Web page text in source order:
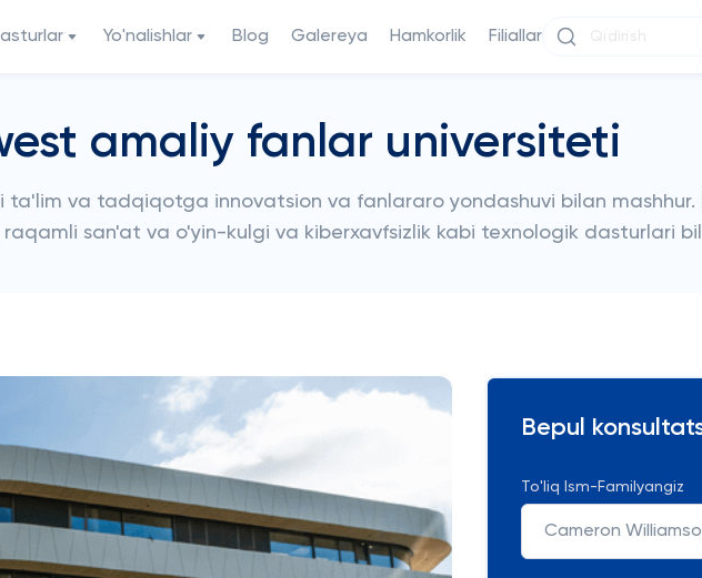
Yo'nalishlar Blog Galereya Hamkorlik Filiallar
amaliy fanlar universiteti
ta'lim va tadqiqotga innovatsion va fanlararo yondashuvi bilan mashhur.
san'at va o'yin-kulgi va kiberxavfsizlik kabi texnologik dasturlari
Bepul
To'liq Ism-Familyangiz